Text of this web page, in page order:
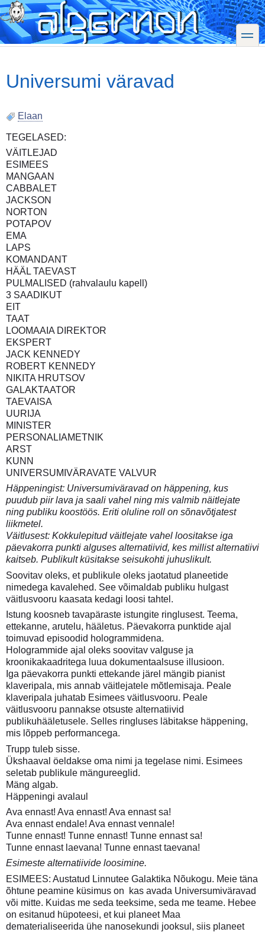
Skip
to
main
content
toggle
Universumi väravad
Elaan
TEGELASED:
VÄITLEJAD
ESIMEES
MANGAAN
CABBALET
JACKSON
NORTON
POTAPOV
EMA
LAPS
KOMANDANT
HÄÄL TAEVAST
PULMALISED (rahvalaulu kapell)
3 SAADIKUT
EIT
TAAT
LOOMAAIA DIREKTOR
EKSPERT
JACK KENNEDY
ROBERT KENNEDY
NIKITA HRUTSOV
GALAKTAATOR
TAEVAISA
UURIJA
MINISTER
PERSONALIAMETNIK
ARST
KUNN
UNIVERSUMIVÄRAVATE VALVUR
Häppeningist: Universumiväravad on häppening, kus
puudub piir lava ja saali vahel ning mis valmib näitlejate
ning publiku koostöös. Eriti oluline roll on sõnavõtjatest
liikmetel.
Väitlusest: Kokkulepitud väitlejate vahel loositakse iga
päevakorra punkti alguses alternatiivid, kes millist alternatiivi
kaitseb. Publikult küsitakse seisukohti juhuslikult.
Soovitav oleks, et publikule oleks jaotatud planeetide
nimedega kavalehed. See võimaldab publiku hulgast
väitlusvooru kaasata kedagi loosi tahtel.
Istung koosneb tavapäraste istungite ringlusest. Teema,
ettekanne, arutelu, hääletus. Päevakorra punktide ajal
toimuvad episoodid hologrammidena.
Hologrammide ajal oleks soovitav valguse ja
kroonikakaadritega luua dokumentaalsuse illusioon.
Iga päevakorra punkti ettekande järel mängib pianist
klaveripala, mis annab väitlejatele mõtlemisaja. Peale
klaveripala juhatab Esimees väitlusvooru. Peale
väitlusvooru pannakse otsuste alternatiivid
publikuhääletusele. Selles ringluses läbitakse häppening,
mis lõppeb performancega.
Trupp tuleb sisse.
Ükshaaval öeldakse oma nimi ja tegelase nimi. Esimees
seletab publikule mängureeglid.
Mäng algab.
Häppeningi avalaul
Ava ennast! Ava ennast! Ava ennast sa!
Ava ennast endale! Ava ennast vennale!
Tunne ennast! Tunne ennast! Tunne ennast sa!
Tunne ennast laevana! Tunne ennast taevana!
Esimeste alternatiivide loosimine.
ESIMEES: Austatud Linnutee Galaktika Nõukogu. Meie täna
õhtune peamine küsimus on  kas avada Universumiväravad
või mitte. Kuidas me seda teeksime, seda me teame. Hebee
on esitanud hüpoteesi, et kui planeet Maa
dematerialiseerida ühe nanosekundi jooksul, siis planeet